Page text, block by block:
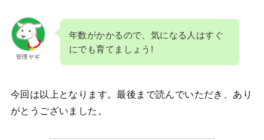
管理ヤギ
年数がかかるので、気になる人はすぐ
にでも育てましょう!
今回は以上となります。最後まで読んでいただき、あり
がとうございました。